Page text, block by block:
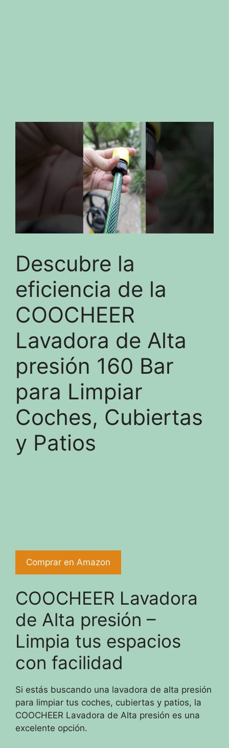
Descubre la
eficiencia de la
COOCHEER
Lavadora de Alta
presión 160 Bar
para Limpiar
Coches, Cubiertas
y Patios
Comprar en Amazon
COOCHEER Lavadora
de Alta presión –
Limpia tus espacios
con facilidad
Si estás buscando una lavadora de alta presión
para limpiar tus coches, cubiertas y patios, la
COOCHEER Lavadora de Alta presión es una
excelente opción.